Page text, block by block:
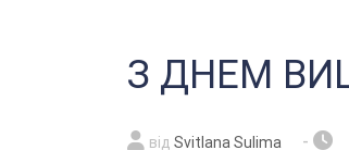
З ДНЕМ
від Svitlana Sulima -